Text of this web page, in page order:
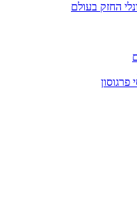
החזק בעולם